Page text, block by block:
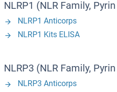
NLRP1 (NLR Family,
NLRP1 Anticorps
NLRP1 Kits ELISA
NLRP3 (NLR Family,
NLRP3 Anticorps